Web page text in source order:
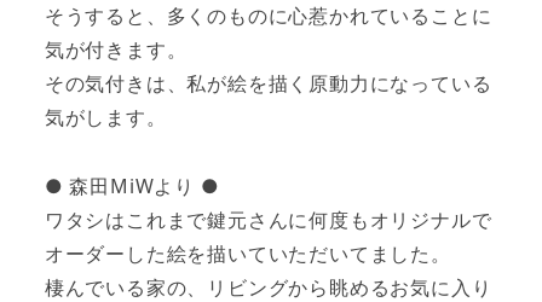
そうすると、多くのものに心惹かれていることに
気が付きます。
その気付きは、私が絵を描く原動力になっている
気がします。
● 森田MiWより ●
ワタシはこれまで鍵元さんに何度もオリジナルで
オーダーした絵を描いていただいてました。
棲んでいる家の、リビングから眺めるお気に入り